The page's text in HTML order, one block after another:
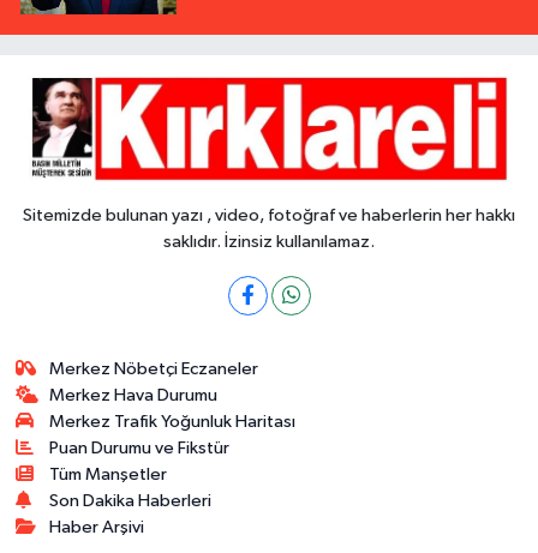
Sitemizde bulunan yazı , video, fotoğraf ve haberlerin her hakkı
saklıdır. İzinsiz kullanılamaz.
Merkez Nöbetçi Eczaneler
Merkez Hava Durumu
Merkez Trafik Yoğunluk Haritası
Puan Durumu ve Fikstür
Tüm Manşetler
Son Dakika Haberleri
Haber Arşivi